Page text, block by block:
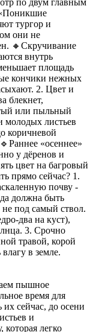
тургор и
они не
🔸Скручивание
внутрь
площадь
кончики нежных
2. Цвет и
блекнет,
или пыльный
молодых листьев
коричневой
«осеннее»
у дёренов и
цвет на багровый
прямо сейчас? 1.
почву -
должна быть
под самый ствол.
два на куст),
3. Срочно
травой, корой
в земле.
пышное
время для
их сейчас, до осени
и
легко